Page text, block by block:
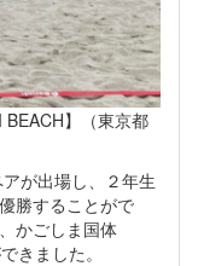
BEACH】（東京都
が出場し、２年生
勝することがで
かごしま国体
きました。